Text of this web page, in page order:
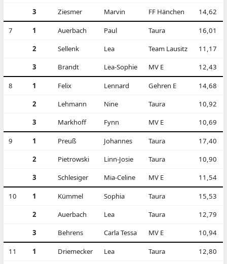
3
Ziesmer Marvin FF Hänchen 14,62
7 1 Auerbach Paul Taura
16,01
2
Sellenk Lea Team Lausitz
11,17
3
Brandt Lea-Sophie MV E 12,43
8 1 Felix Lennard Gehren E
14,68
2
Lehmann Nine Taura
10,92
3
Markhoff Fynn MV E 10,69
9 1 Preuß Johannes Taura
17,40
2
Pietrowski Linn-Josie Taura
10,90
3
Schlesiger Mia-Celine MV E 11,54
10 1 Kümmel Sophia Taura
15,53
2
Auerbach Lea Taura
12,79
3
Behrens Carla Tessa MV E 10,94
11 1 Driemecker Lea Taura
12,80